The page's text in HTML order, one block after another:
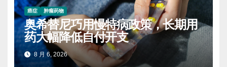
癌症 肿瘤药物
奥希替尼巧用慢特病政策，长期用
药大幅降低自付开支
8 月 6, 2026